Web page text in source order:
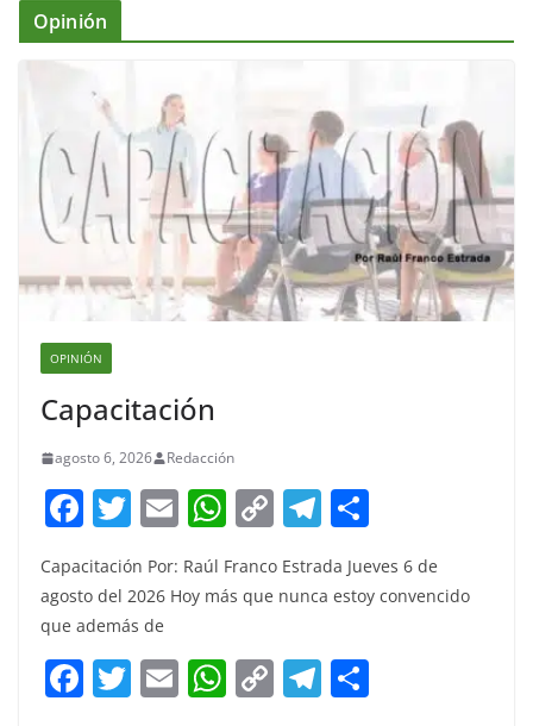
Opinión
OPINIÓN
Capacitación
agosto 6, 2026 Redacción
F
a
c
e
b
o
T
itt
er
E
m
ai
W
at
A
p
C
p
Li
n
T
el
e
a
m
ar
e
Capacitación Por: Raúl Franco Estrada Jueves 6 de
agosto del 2026 Hoy más que nunca estoy convencido
que además de
F T E W C T